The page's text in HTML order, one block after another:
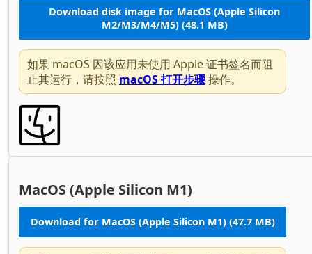
Download disk image for MacOS (Apple Silicon
M2/M3/M4/M5) (48.1 MB)
如果 macOS 因该应用未使用 Apple 证书签名而阻
止其运行，请按照 macOS 打开步骤操作。
MacOS (Apple Silicon M1)
Download for MacOS (Apple Silicon M1) (47.7 MB)